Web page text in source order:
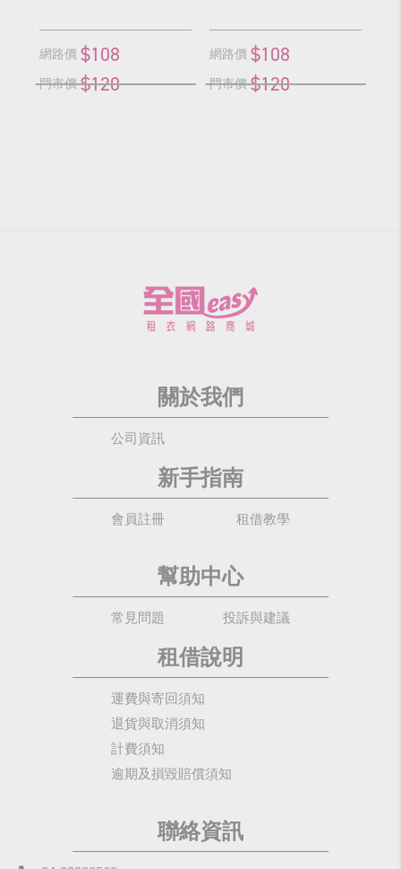
網路價 $108
門市價 $120
網路價 $108
門市價 $120
關於我們
公司資訊
新手指南
會員註冊 租借教學
幫助中心
常見問題 投訴與建議
租借說明
運費與寄回須知
退貨與取消須知
計費須知
逾期及損毀賠償須知
聯絡資訊